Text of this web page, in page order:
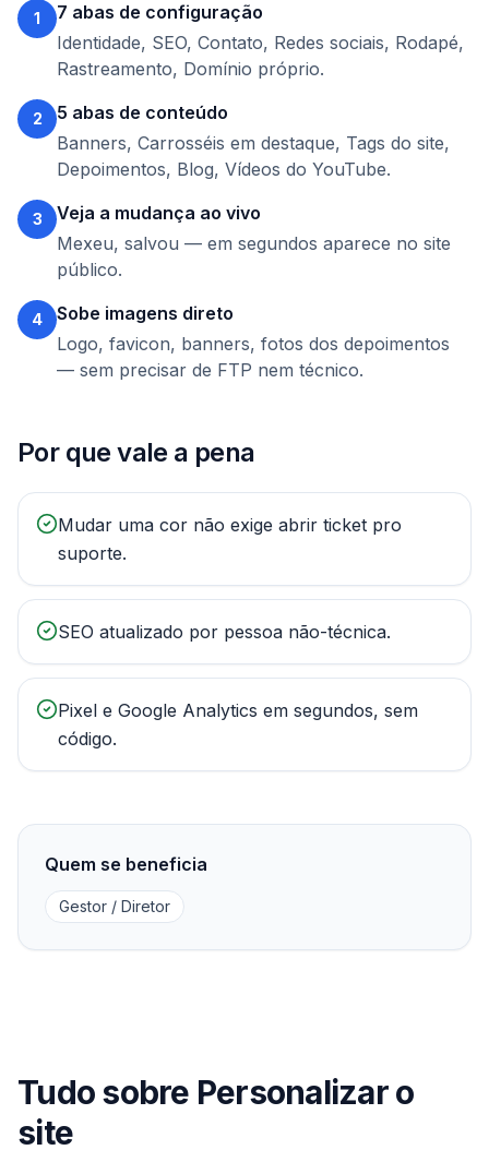
1
7 abas de configuração
Identidade, SEO, Contato, Redes sociais, Rodapé,
Rastreamento, Domínio próprio.
2
5 abas de conteúdo
Banners, Carrosséis em destaque, Tags do site,
Depoimentos, Blog, Vídeos do YouTube.
3
Veja a mudança ao vivo
Mexeu, salvou — em segundos aparece no site
público.
4
Sobe imagens direto
Logo, favicon, banners, fotos dos depoimentos
— sem precisar de FTP nem técnico.
Por que vale a pena
Mudar uma cor não exige abrir ticket pro
suporte.
SEO atualizado por pessoa não-técnica.
Pixel e Google Analytics em segundos, sem
código.
Quem se beneficia
Gestor / Diretor
Tudo sobre Personalizar o
site